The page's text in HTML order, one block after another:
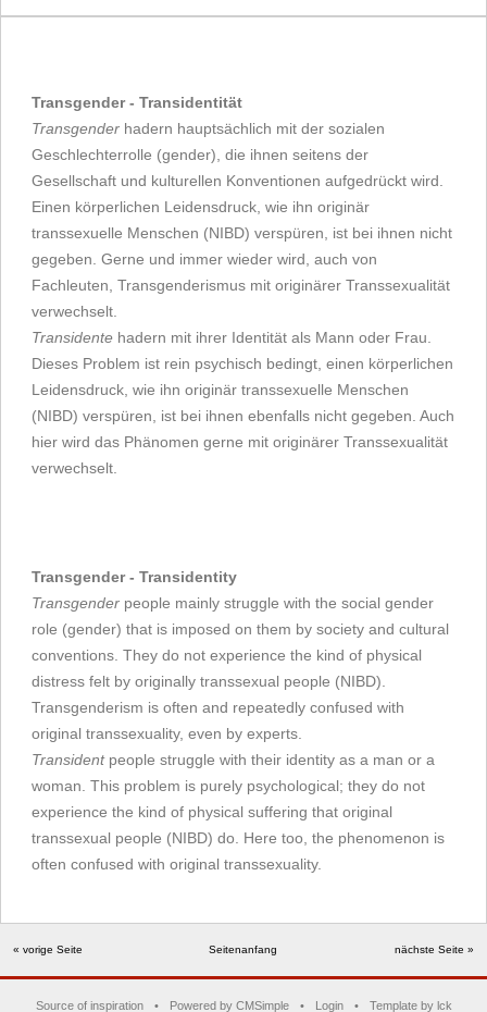
Transgender - Transidentität
Transgender hadern hauptsächlich mit der sozialen
Geschlechterrolle (gender), die ihnen seitens der
Gesellschaft und kulturellen Konventionen aufgedrückt wird.
Einen körperlichen Leidensdruck, wie ihn originär
transsexuelle Menschen (NIBD) verspüren, ist bei ihnen nicht
gegeben. Gerne und immer wieder wird, auch von
Fachleuten, Transgenderismus mit originärer Transsexualität
verwechselt.
Transidente hadern mit ihrer Identität als Mann oder Frau.
Dieses Problem ist rein psychisch bedingt, einen körperlichen
Leidensdruck, wie ihn originär transsexuelle Menschen
(NIBD) verspüren, ist bei ihnen ebenfalls nicht gegeben. Auch
hier wird das Phänomen gerne mit originärer Transsexualität
verwechselt.
Transgender - Transidentity
Transgender people mainly struggle with the social gender
role (gender) that is imposed on them by society and cultural
conventions. They do not experience the kind of physical
distress felt by originally transsexual people (NIBD).
Transgenderism is often and repeatedly confused with
original transsexuality, even by experts.
Transidentpeople struggle with their identity as a man or a
woman. This problem is purely psychological; they do not
experience the kind of physical suffering that original
transsexual people (NIBD) do. Here too, the phenomenon is
often confused with original transsexuality.
« vorige Seite Seitenanfang nächste Seite »
Source of inspiration • Powered by CMSimple • Login • Template by lck